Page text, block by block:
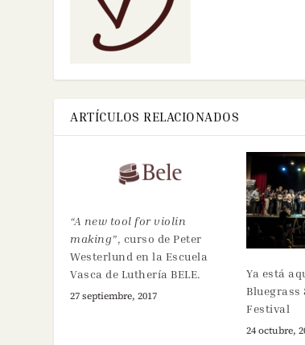
ARTÍCULOS RELACIONADOS
“A new tool for violin
making”, curso de Peter
Westerlund en la Escuela
Vasca de Luthería BELE.
27 septiembre, 2017
Ya está
Bluegrass
Festival
24 octubre,